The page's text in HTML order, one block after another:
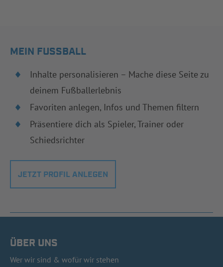
MEIN FUSSBALL
Inhalte personalisieren – Mache diese Seite zu
deinem Fußballerlebnis
Favoriten anlegen, Infos und Themen filtern
Präsentiere dich als Spieler, Trainer oder
Schiedsrichter
JETZT PROFIL ANLEGEN
ÜBER UNS
Wer wir sind & wofür wir stehen